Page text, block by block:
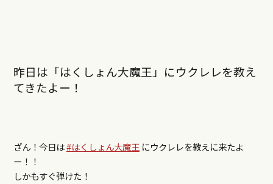
昨日は「はくしょん大魔王」にウクレレを教え
てきたよー！
ざん！今日は#はくしょん大魔王にウクレレを教えに来たよ
ー！！
しかもすぐ弾けた！